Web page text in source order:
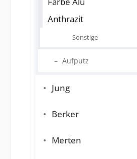
Anthrazit
Sonstige
Aufputz
Jung
Berker
Merten